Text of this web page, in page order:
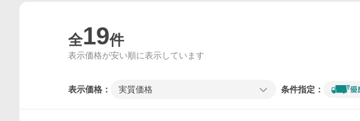
全19件
表示価格が安い順に表示しています
表示価格： 実質価格 条件指定：